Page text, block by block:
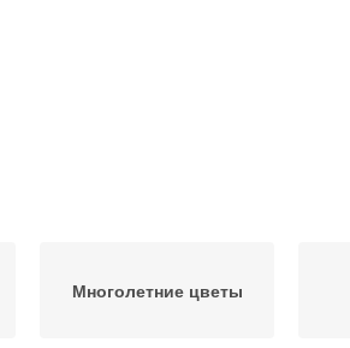
Многолетние цветы